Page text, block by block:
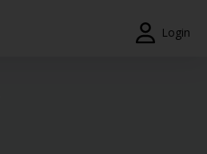
Login